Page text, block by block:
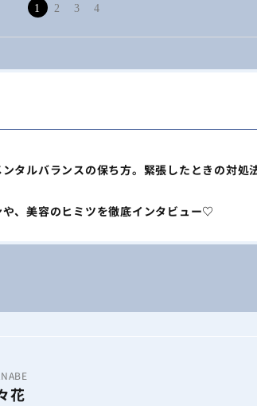
1 2 3 4
タルバランスの保ち方。緊張したときの対処
や、美容のヒミツを徹底インタビュー♡
花